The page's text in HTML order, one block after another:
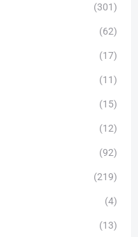
(301)
(62)
(17)
(11)
(15)
(12)
(92)
(219)
(4)
(13)